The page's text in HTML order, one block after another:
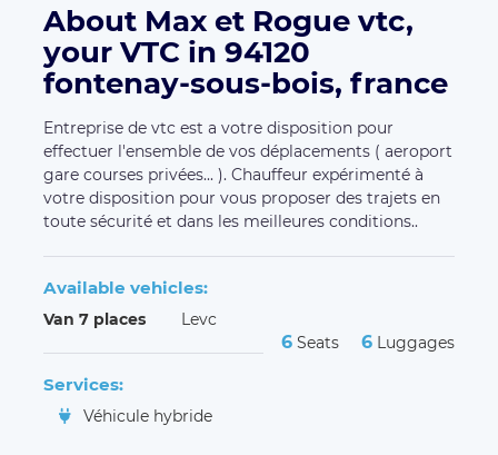
About Max et Rogue vtc,
your VTC in 94120
fontenay-sous-bois, france
Entreprise de vtc est a votre disposition pour
effectuer l'ensemble de vos déplacements ( aeroport
gare courses privées... ). Chauffeur expérimenté à
votre disposition pour vous proposer des trajets en
toute sécurité et dans les meilleures conditions..
Available vehicles:
Van 7 places Levc
6 Seats 6 Luggages
Services:
Véhicule hybride